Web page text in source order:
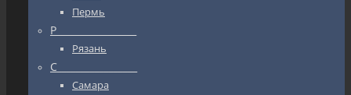
Пермь
Р_________________
Рязань
С_________________
Самара